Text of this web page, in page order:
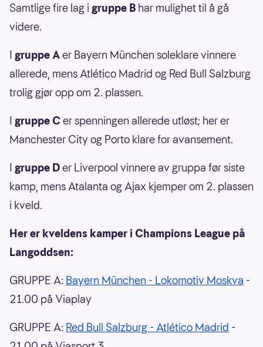
Samtlige fire lag i gruppe B har mulighet til å gå
videre.
I gruppe Aer Bayern München soleklare vinnere
allerede, mens Atlético Madrid og Red Bull Salzburg
trolig gjør opp om 2. plassen.
I gruppe Cer spenningen allerede utløst; her er
Manchester City og Porto klare for avansement.
I gruppe Der Liverpool vinnere av gruppa før siste
kamp, mens Atalanta og Ajax kjemper om 2. plassen
i kveld.
Her er kveldens kamper i Champions League på
Langoddsen:
GRUPPE A: Bayern München - Lokomotiv Moskva -
21.00 på Viaplay
GRUPPE A: Red Bull Salzburg - Atlético Madrid -